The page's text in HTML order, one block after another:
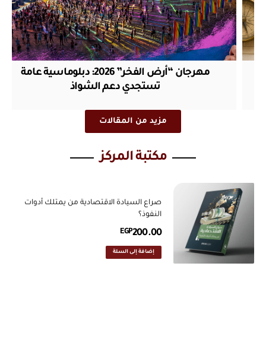
مهرجان “أرض الفخر” 2026: دبلوماسية عامة
تستجدي دعم الشواذ
مزيد من المقالات
مكتبة المركز
صراع السيادة الاقتصادية من يمتلك أدوات
النفوذ؟
EGP200.00
إضافة إلى السلة